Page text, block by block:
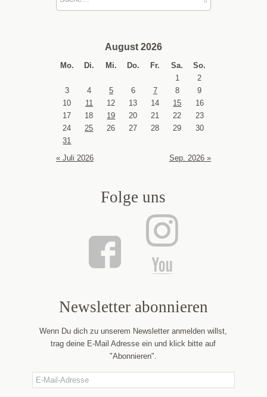
August 2026
Mo. Di. Mi. Do. Fr. Sa. So.
« Juli 2026 Sep. 2026 »
1
2
3
4 5 6 7 8
9
10
11 12 13 14 15
16
17
18 19 20 21 22
23
24
25 26 27 28 29
30
31
Folge uns
Newsletter abonnieren
Wenn Du dich zu unserem Newsletter anmelden willst,
trag deine E-Mail Adresse ein und klick bitte auf
"Abonnieren".